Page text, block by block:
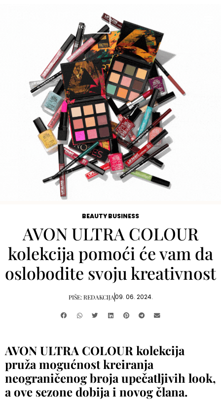
BEAUTY BUSINESS
AVON ULTRA COLOUR
kolekcija pomoći će vam da
oslobodite svoju kreativnost
PIŠE:REDAKCIJA09. 06. 2024.
AVON ULTRA COLOUR kolekcija
pruža mogućnost kreiranja
neograničenog broja upečatljivih look,
a ove sezone dobija i novog člana.